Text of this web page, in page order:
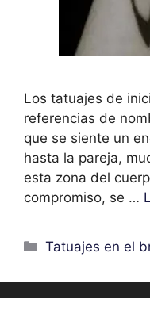
Los tatuajes de
referencias de
que se siente un
hasta la pareja,
esta zona del
compromiso, se …
Categorías
Tatuajes en el